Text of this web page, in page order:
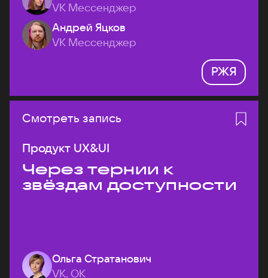
VK Мессенджер
Андрей Яцков
VK Мессенджер
РЖЯ
Смотреть запись
Продукт UX&UI
Через тернии к
звёздам доступности
Ольга Стратанович
VK, ОК